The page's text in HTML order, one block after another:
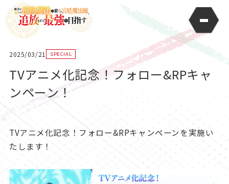
2025/03/21 SPECIAL
TVアニメ化記念！フォロー&RPキャ
ンペーン！
TVアニメ化記念！フォロー&RPキャンペーンを実施い
たします！